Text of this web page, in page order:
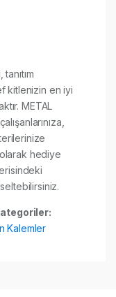
, tanıtım
kitlenizin en iyi
METAL
olarak hediye
Kalemler